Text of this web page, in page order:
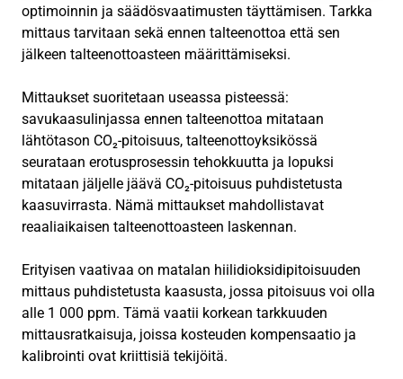
optimoinnin ja säädösvaatimusten täyttämisen. Tarkka
mittaus tarvitaan sekä ennen talteenottoa että sen
jälkeen talteenottoasteen määrittämiseksi.
Mittaukset suoritetaan useassa pisteessä:
savukaasulinjassa ennen talteenottoa mitataan
lähtötason CO₂-pitoisuus, talteenottoyksikössä
seurataan erotusprosessin tehokkuutta ja lopuksi
mitataan jäljelle jäävä CO₂-pitoisuus puhdistetusta
kaasuvirrasta. Nämä mittaukset mahdollistavat
reaaliaikaisen talteenottoasteen laskennan.
Erityisen vaativaa on matalan hiilidioksidipitoisuuden
mittaus puhdistetusta kaasusta, jossa pitoisuus voi olla
alle 1 000 ppm. Tämä vaatii korkean tarkkuuden
mittausratkaisuja, joissa kosteuden kompensaatio ja
kalibrointi ovat kriittisiä tekijöitä.